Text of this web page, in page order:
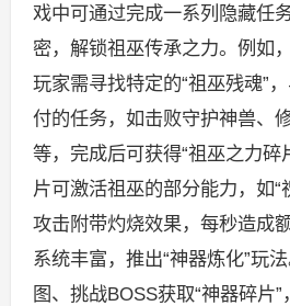
戏中可通过完成一系列隐藏任
密，解锁祖巫传承之力。例如，
玩家需寻找特定的“祖巫残魂”
付的任务，如击败守护神兽、
等，完成后可获得“祖巫之力碎
片可激活祖巫的部分能力，如“
攻击附带灼烧效果，每秒造成
系统丰富，推出“神器炼化”玩
图、挑战BOSS获取“神器碎片